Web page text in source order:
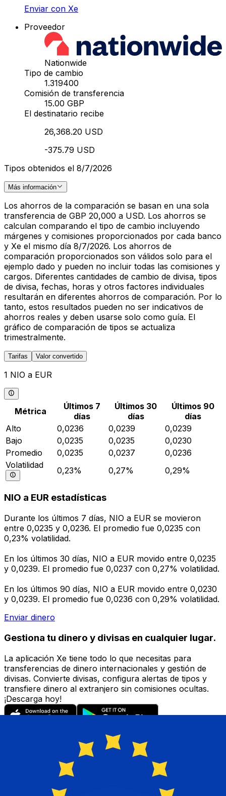
Enviar con Xe
Proveedor
Nationwide
Tipo de cambio
1.319400
Comisión de transferencia
15.00 GBP
El destinatario recibe
26,368.20 USD
-375.79 USD
Tipos obtenidos el 8/7/2026
Más información
Los ahorros de la comparación se basan en una sola
transferencia de GBP 20,000 a USD. Los ahorros se
calculan comparando el tipo de cambio incluyendo
márgenes y comisiones proporcionados por cada banco
y Xe el mismo día 8/7/2026. Los ahorros de
comparación proporcionados son válidos solo para el
ejemplo dado y pueden no incluir todas las comisiones y
cargos. Diferentes cantidades de cambio de divisa, tipos
de divisa, fechas, horas y otros factores individuales
resultarán en diferentes ahorros de comparación. Por lo
tanto, estos resultados pueden no ser indicativos de
ahorros reales y deben usarse solo como guía. El
gráfico de comparación de tipos se actualiza
trimestralmente.
Tarifas Valor convertido
1 NIO a EUR
Métrica
Últimos 7
días
Últimos 30
días
Últimos 90
días
Alto
0,0236 0,0239
0,0239
Bajo
0,0235 0,0235
0,0230
Promedio
0,0235 0,0237
0,0236
Volatilidad
0,23% 0,27% 0,29%
NIO a EUR estadísticas
Durante los últimos 7 días, NIO a EUR se movieron
entre 0,0235 y 0,0236. El promedio fue 0,0235 con
0,23% volatilidad.
En los últimos 30 días, NIO a EUR movido entre 0,0235
y 0,0239. El promedio fue 0,0237 con 0,27% volatilidad.
En los últimos 90 días, NIO a EUR movido entre 0,0230
y 0,0239. El promedio fue 0,0236 con 0,29% volatilidad.
Enviar dinero
Gestiona tu dinero y divisas en cualquier lugar.
La aplicación Xe tiene todo lo que necesitas para
transferencias de dinero internacionales y gestión de
divisas. Convierte divisas, configura alertas de tipos y
transfiere dinero al extranjero sin comisiones ocultas.
¡Descarga hoy!